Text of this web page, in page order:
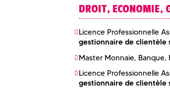
DROIT, ECONOMIE,
Licence Professionnelle
gestionnaire de clientèle
Master Monnaie, Banque,
Licence Professionnelle
gestionnaire de clientèle